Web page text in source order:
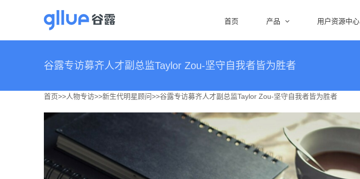
容
首页 产品 用户资源中心
谷露专访募齐人才副总监Taylor Zou-坚守自我者皆为胜者
首页>>人物专访>>新生代明星顾问>>谷露专访募齐人才副总监Taylor Zou-坚守自我者皆为胜者